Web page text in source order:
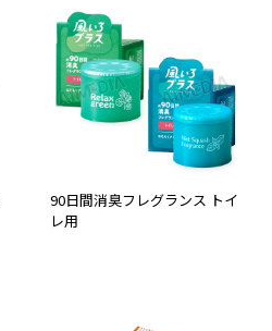
90日間消臭フレグランス トイ
レ用